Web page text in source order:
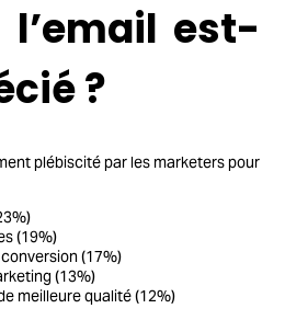
l’email est-
?
plébiscité par les marketers pour
(19%)
(17%)
(13%)
meilleure qualité (12%)